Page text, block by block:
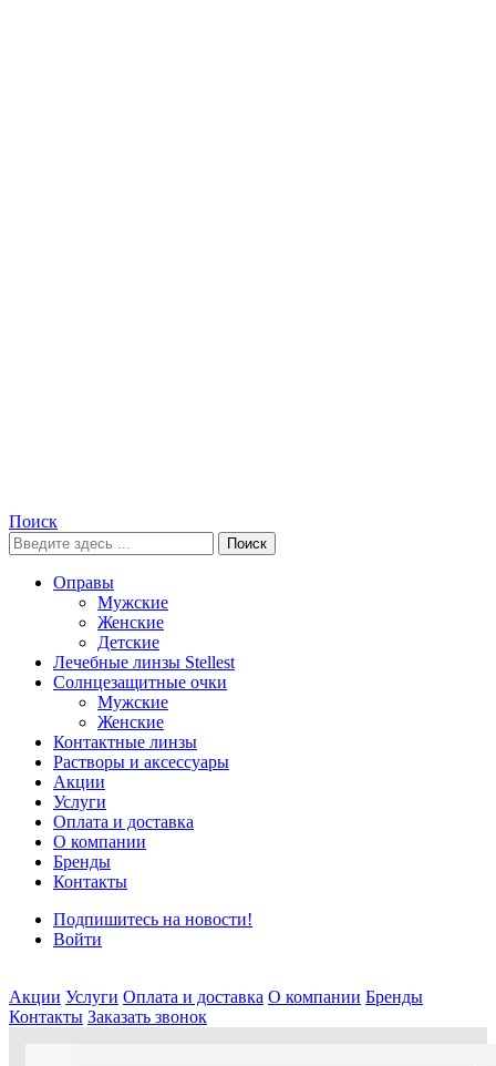
Поиск
Поиск
Оправы
Мужские
Женские
Детские
Лечебные линзы Stellest
Солнцезащитные очки
Мужские
Женские
Контактные линзы
Растворы и аксессуары
Акции
Услуги
Оплата и доставка
О компании
Бренды
Контакты
Подпишитесь на новости!
Войти
Акции Услуги Оплата и доставка О компании Бренды
Контакты Заказать звонок